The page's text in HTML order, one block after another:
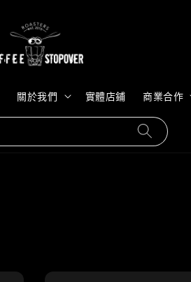
關於我們 實體店鋪 商業合作